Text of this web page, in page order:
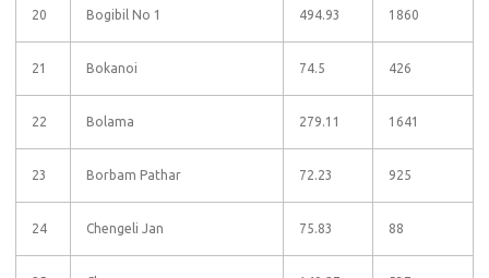
20 Bogibil No 1 494.93 1860
21 Bokanoi 74.5 426
22 Bolama 279.11 1641
23 Borbam Pathar 72.23 925
24 Chengeli Jan 75.83 88